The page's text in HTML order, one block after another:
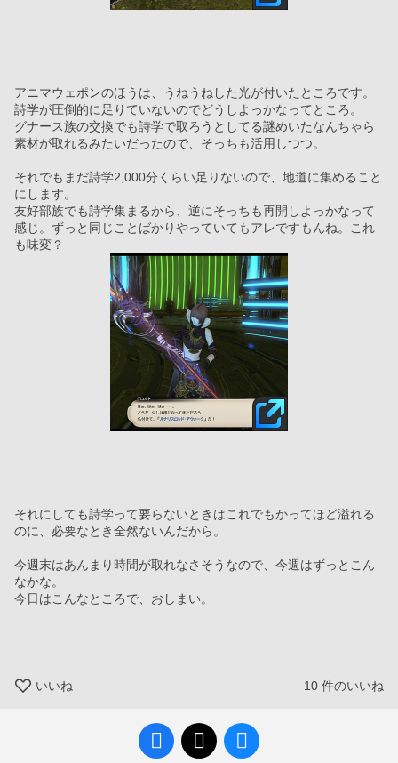
アニマウェポンのほうは、うねうねした光が付いたところです。
詩学が圧倒的に足りていないのでどうしよっかなってところ。
グナース族の交換でも詩学で取ろうとしてる謎めいたなんちゃら
素材が取れるみたいだったので、そっちも活用しつつ。
それでもまだ詩学2,000分くらい足りないので、地道に集めること
にします。
友好部族でも詩学集まるから、逆にそっちも再開しよっかなって
感じ。ずっと同じことばかりやっていてもアレですもんね。これ
も味変？
それにしても詩学って要らないときはこれでもかってほど溢れる
のに、必要なとき全然ないんだから。
今週末はあんまり時間が取れなさそうなので、今週はずっとこん
なかな。
今日はこんなところで、おしまい。
いいね 10 件のいいね